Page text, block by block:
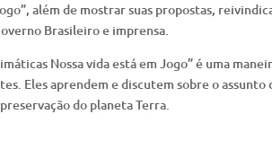
além de mostrar suas propostas,
Brasileiro e imprensa.
Nossa vida está em Jogo” é uma
Eles aprendem e discutem sobre o
do planeta Terra.